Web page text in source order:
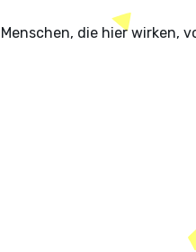
die hier wirken,